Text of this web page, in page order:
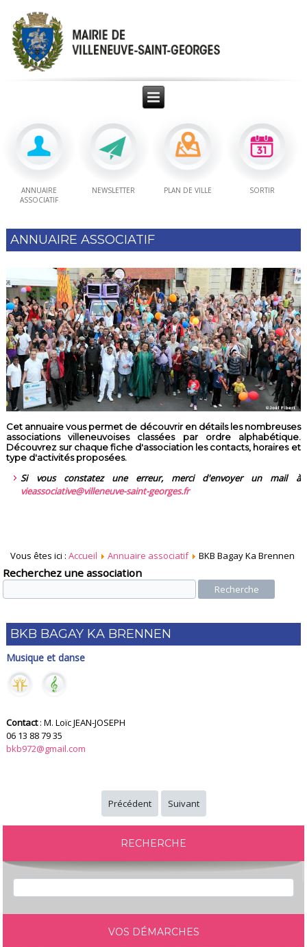
ANNUAIRE
ASSOCIATIF
NEWSLETTER PLAN DE VILLE SORTIR
ANNUAIRE ASSOCIATIF
Cet annuaire vous permet de découvrir en détails les nombreuses
associations villeneuvoises classées par ordre alphabétique.
Découvrez sur chaque fiche d'association les contacts, horaires et
type d'activités proposées.
Si vous constatez une erreur, merci d'envoyer un mail à
vieassociative@villeneuve-saint-georges.fr
Vous êtes ici :Accueil Annuaire associatif BKB Bagay Ka Brennen
Recherchez une association
Recherche
BKB BAGAY KA BRENNEN
Musique et danse
Contact: M. Loïc JEAN-JOSEPH
06 13 88 79 35
bkb972@gmail.com
Précédent Suivant
RECHERCHE
VOS DÉMARCHES